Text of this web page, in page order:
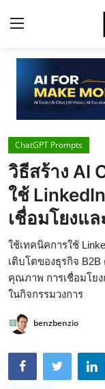
Home
Contact
AI Tools
ChatGPT Prompts
ข่าว AI รอบโลก
ThaiGPT Builder
คอร์สเรียน
ChatGPT Prompts
วิธีสร้าง AI
ใช้
เชื่อมโยงแ
ใช้เทคนิคการใช้
เติบโตของธุรกิจ
คุณภาพ การเชื่อมโย
ในกิจกรรมวงการ
benzbenzio